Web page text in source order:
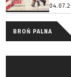
BROŃ PALNA